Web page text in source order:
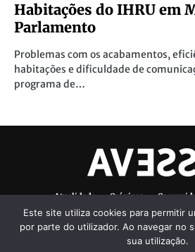
Habitações do IHRU em
Parlamento
Problemas com os acabamentos,
habitações e dificuldade de
programa de…
Atualidade Crónicas
Denúncias Ambientais
Este site utiliza cookies para permitir
por parte do utilizador. Ao navegar no
sua utilização.